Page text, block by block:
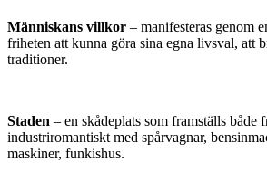
Människans villkor – manifesteras genom
friheten att kunna göra sina egna livsval, att
traditioner.
Staden – en skådeplats som framställs både
industriromantiskt med spårvagnar,
maskiner, funkishus.